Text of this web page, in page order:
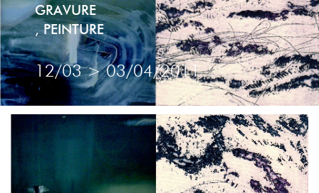
GRAVURE
, PEINTURE
12/03>03/04/2011